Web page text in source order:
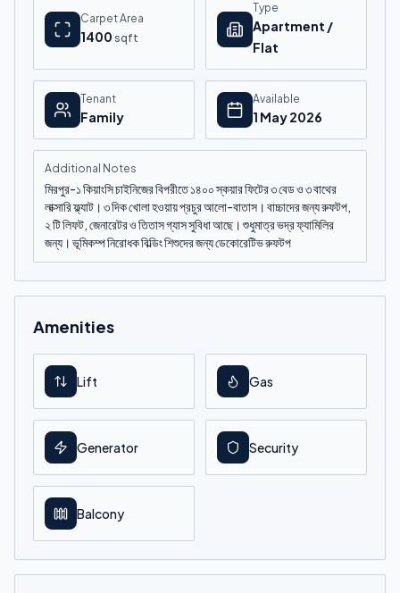
Carpet Area
1400 sqft
Type
Apartment /
Flat
Tenant
Family
Available
1 May 2026
Additional Notes
মিরপুর-১ কিয়াংসি চাইনিজের বিপরীতে ১৪০০ স্কয়ার ফিটের ৩ বেড ও ৩ বাথের
লাক্সারি ফ্ল্যাট। ৩ দিক খোলা হওয়ায় প্রচুর আলো-বাতাস। বাচ্চাদের জন্য রুফটপ,
২ টি লিফট, জেনারেটর ও তিতাস গ্যাস সুবিধা আছে। শুধুমাত্র ভদ্র ফ্যামিলির
জন্য। ভূমিকম্প নিরোধক বিল্ডিং শিশুদের জন্য ডেকোরেটিভ রুফটপ
Amenities
Lift Gas
Generator Security
Balcony